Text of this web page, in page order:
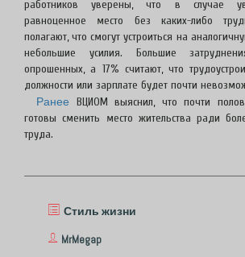
работников уверены, что в случае
равноценное место без каких-либо
полагают, что смогут устроиться на
небольшие усилия. Большие
опрошенных, а 17% считают, что
должности или зарплате будет почти
Ранее ВЦИОМ выяснил, что почти
готовы сменить место жительства ради
труда.
Стиль жизни
MrMegap